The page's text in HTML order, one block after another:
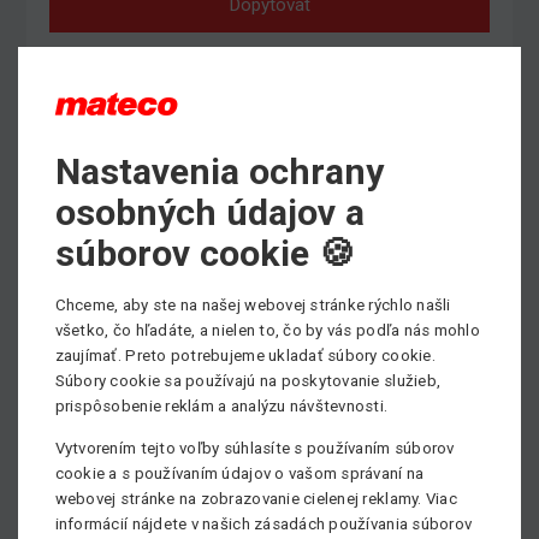
Dopytovať
14.29 m
Min. nosnosť
Pohon
Bez stranového dosahu
Nastavenia ochrany
osobných údajov a
súborov cookie 🍪
Chceme, aby ste na našej webovej stránke rýchlo našli
všetko, čo hľadáte, a nielen to, čo by vás podľa nás mohlo
zaujímať. Preto potrebujeme ukladať súbory cookie.
Súbory cookie sa používajú na poskytovanie služieb,
prispôsobenie reklám a analýzu návštevnosti.
Vytvorením tejto voľby súhlasíte s používaním súborov
cookie a s používaním údajov o vašom správaní na
webovej stránke na zobrazovanie cielenej reklamy. Viac
informácií nájdete v našich zásadách používania súborov